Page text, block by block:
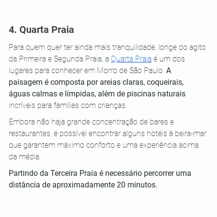
4. Quarta Praia
Para quem quer ter ainda mais tranquilidade, longe do agito
da Primeira e Segunda Praia, a Quarta Praia é um dos
lugares para conhecer em Morro de São Paulo. A
paisagem é composta por areias claras, coqueirais,
águas calmas e límpidas, além de piscinas naturais
incríveis para famílias com crianças.
Embora não haja grande concentração de bares e
restaurantes, é possível encontrar alguns hotéis à beira-mar
que garantem máximo conforto e uma experiência acima
da média.
Partindo da Terceira Praia é necessário percorrer uma
distância de aproximadamente 20 minutos.